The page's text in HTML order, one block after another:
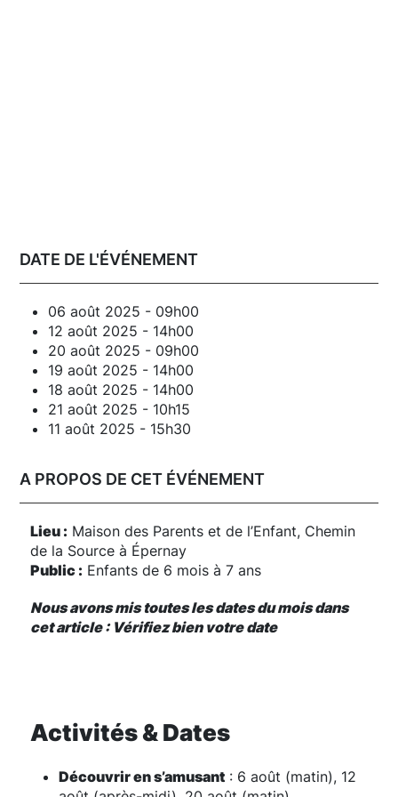
DATE DE L'ÉVÉNEMENT
06 août 2025 - 09h00
12 août 2025 - 14h00
20 août 2025 - 09h00
19 août 2025 - 14h00
18 août 2025 - 14h00
21 août 2025 - 10h15
11 août 2025 - 15h30
A PROPOS DE CET ÉVÉNEMENT
Lieu : Maison des Parents et de l’Enfant, Chemin
de la Source à Épernay
Public : Enfants de 6 mois à 7 ans
Nous avons mis toutes les dates du mois dans
cet article : Vérifiez bien votre date
Activités & Dates
Découvrir en s’amusant : 6 août (matin), 12